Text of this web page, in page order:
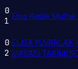
0
1 Elısa 4kişilik Mutfak
0
2
ELISA YUVARLAK
MASASI TAKIMI